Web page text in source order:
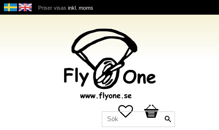
Priser visas inkl. moms
Favoriter
Kundvagn